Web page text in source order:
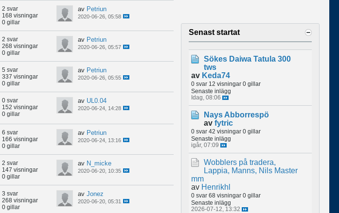
2 svar
168 visningar
0 gillar
av Petriun
2020-06-26, 05:58
2 svar
268 visningar
0 gillar
av Petriun
2020-06-26, 05:57
5 svar
337 visningar
0 gillar
av Petriun
2020-06-26, 05:55
0 svar
152 visningar
0 gillar
av UL0.04
2020-06-24, 14:28
6 svar
166 visningar
0 gillar
av Petriun
2020-06-24, 13:16
2 svar
147 visningar
0 gillar
av N_micke
2020-06-20, 10:35
3 svar
268 visningar
0 gillar
av Jonez
2020-06-20, 05:31
Senast startat
Sökes Daiwa Tatula 300
tws
av Keda74
0 svar 12 visningar 0 gillar
Senaste inlägg
Idag, 08:06
Nays Abborrespö
av fytric
0 svar 42 visningar 0 gillar
Senaste inlägg
igår, 07:09
Wobblers på tradera,
Lappia, Manns, Nils Master
mm
av Henrikhl
0 svar 68 visningar 0 gillar
Senaste inlägg
2026-07-12, 13:32